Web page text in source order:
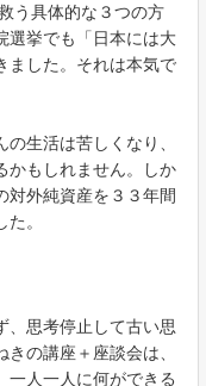
う具体的な３つの方
選挙でも「日本には大
ました。それは本気で
生活は苦しくなり、
かもしれません。しか
対外純資産を３３年間
。
、思考停止して古い思
の講座＋座談会は、
一人一人に何ができる